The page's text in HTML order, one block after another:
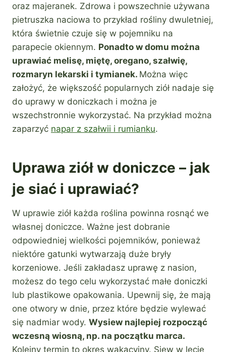
oraz majeranek. Zdrowa i powszechnie używana
pietruszka naciowa to przykład rośliny dwuletniej,
która świetnie czuje się w pojemniku na
parapecie okiennym. Ponadto w domu można
uprawiać melisę, miętę, oregano, szałwię,
rozmaryn lekarski i tymianek. Można więc
założyć, że większość popularnych ziół nadaje się
do uprawy w doniczkach i można je
wszechstronnie wykorzystać. Na przykład można
zaparzyć napar z szałwii i rumianku.
Uprawa ziół w doniczce – jak
je siać i uprawiać?
W uprawie ziół każda roślina powinna rosnąć we
własnej doniczce. Ważne jest dobranie
odpowiedniej wielkości pojemników, ponieważ
niektóre gatunki wytwarzają duże bryły
korzeniowe. Jeśli zakładasz uprawę z nasion,
możesz do tego celu wykorzystać małe doniczki
lub plastikowe opakowania. Upewnij się, że mają
one otwory w dnie, przez które będzie wylewać
się nadmiar wody. Wysiew najlepiej rozpocząć
wczesną wiosną, np. na początku marca.
Kolejny termin to okres wakacyjny. Siew w lecie